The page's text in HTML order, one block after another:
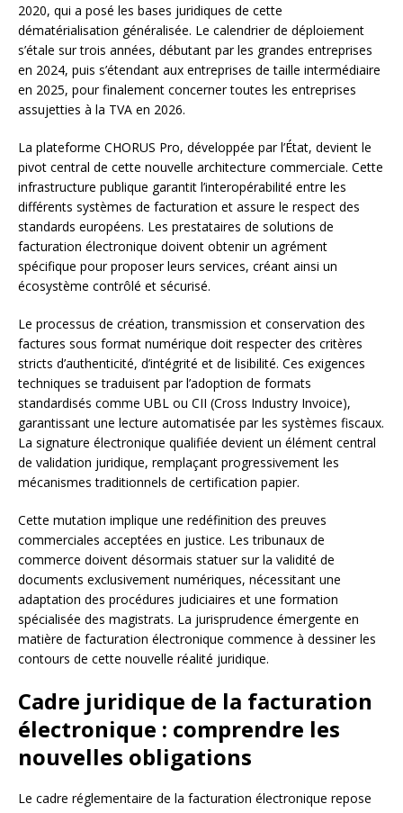
2020, qui a posé les bases juridiques de cette
dématérialisation généralisée. Le calendrier de déploiement
s’étale sur trois années, débutant par les grandes entreprises
en 2024, puis s’étendant aux entreprises de taille intermédiaire
en 2025, pour finalement concerner toutes les entreprises
assujetties à la TVA en 2026.
La plateforme CHORUS Pro, développée par l’État, devient le
pivot central de cette nouvelle architecture commerciale. Cette
infrastructure publique garantit l’interopérabilité entre les
différents systèmes de facturation et assure le respect des
standards européens. Les prestataires de solutions de
facturation électronique doivent obtenir un agrément
spécifique pour proposer leurs services, créant ainsi un
écosystème contrôlé et sécurisé.
Le processus de création, transmission et conservation des
factures sous format numérique doit respecter des critères
stricts d’authenticité, d’intégrité et de lisibilité. Ces exigences
techniques se traduisent par l’adoption de formats
standardisés comme UBL ou CII (Cross Industry Invoice),
garantissant une lecture automatisée par les systèmes fiscaux.
La signature électronique qualifiée devient un élément central
de validation juridique, remplaçant progressivement les
mécanismes traditionnels de certification papier.
Cette mutation implique une redéfinition des preuves
commerciales acceptées en justice. Les tribunaux de
commerce doivent désormais statuer sur la validité de
documents exclusivement numériques, nécessitant une
adaptation des procédures judiciaires et une formation
spécialisée des magistrats. La jurisprudence émergente en
matière de facturation électronique commence à dessiner les
contours de cette nouvelle réalité juridique.
Cadre juridique de la facturation
électronique : comprendre les
nouvelles obligations
Le cadre réglementaire de la facturation électronique repose